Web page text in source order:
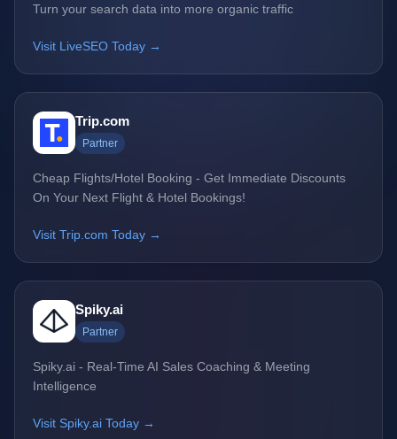
Turn your search data into more organic traffic
Visit LiveSEO Today →
Trip.com
Partner
Cheap Flights/Hotel Booking - Get Immediate Discounts
On Your Next Flight & Hotel Bookings!
Visit Trip.com Today →
Spiky.ai
Partner
Spiky.ai - Real-Time AI Sales Coaching & Meeting
Intelligence
Visit Spiky.ai Today →